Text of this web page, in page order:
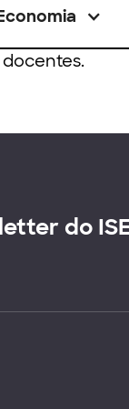
do